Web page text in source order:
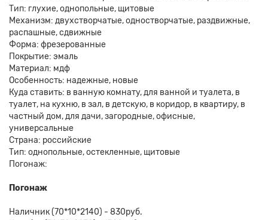
Тип: глухие, однопольные, щитовые
Механизм: двухстворчатые, одностворчатые, раздвижные,
распашные, сдвижные
Форма: фрезерованные
Покрытие: эмаль
Материал: мдф
Особенность: надежные, новые
Куда ставить: в ванную комнату, для ванной и туалета, в
туалет, на кухню, в зал, в детскую, в коридор, в квартиру, в
частный дом, для дачи, загородные, офисные,
универсальные
Страна: российские
Тип: однопольные, остекленные, щитовые
Погонаж:
Погонаж
Наличник (70*10*2140) - 830руб.